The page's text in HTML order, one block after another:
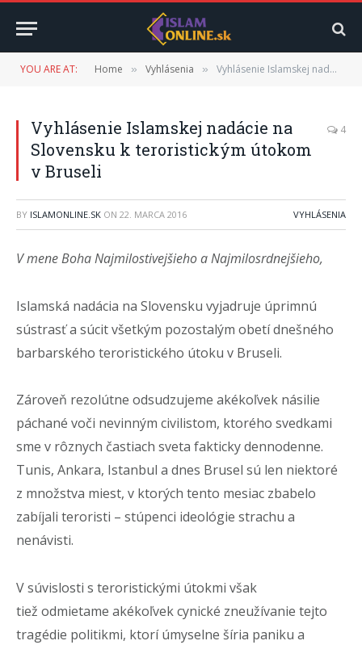
YOU ARE AT: Home » Vyhlásenia » Vyhlásenie Islamskej nadácie na Slovensku k teroristickým útokom v Bruseli
Vyhlásenie Islamskej nadácie na
Slovensku k teroristickým útokom
v Bruseli
4
BY ISLAMONLINE.SK ON 22. MARCA 2016 VYHLÁSENIA
V mene Boha Najmilostivejšieho a Najmilosrdnejšieho,
Islamská nadácia na Slovensku vyjadruje úprimnú
sústrasť a súcit všetkým pozostalým obetí dnešného
barbarského teroristického útoku v Bruseli.
Zároveň rezolútne odsudzujeme akékoľvek násilie
páchané voči nevinným civilistom, ktorého svedkami
sme v rôznych častiach sveta fakticky dennodenne.
Tunis, Ankara, Istanbul a dnes Brusel sú len niektoré
z množstva miest, v ktorých tento mesiac zbabelo
zabíjali teroristi – stúpenci ideológie strachu a
nenávisti.
V súvislosti s teroristickými útokmi však
tiež odmietame akékoľvek cynické zneužívanie tejto
tragédie politikmi, ktorí úmyselne šíria paniku a